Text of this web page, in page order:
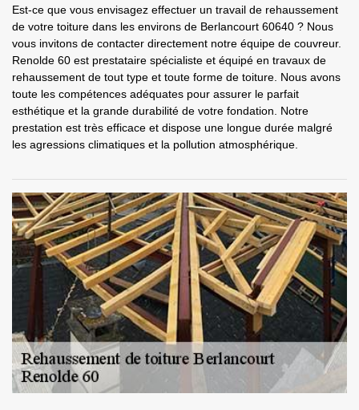
Est-ce que vous envisagez effectuer un travail de rehaussement
de votre toiture dans les environs de Berlancourt 60640 ? Nous
vous invitons de contacter directement notre équipe de couvreur.
Renolde 60 est prestataire spécialiste et équipé en travaux de
rehaussement de tout type et toute forme de toiture. Nous avons
toute les compétences adéquates pour assurer le parfait
esthétique et la grande durabilité de votre fondation. Notre
prestation est très efficace et dispose une longue durée malgré
les agressions climatiques et la pollution atmosphérique.